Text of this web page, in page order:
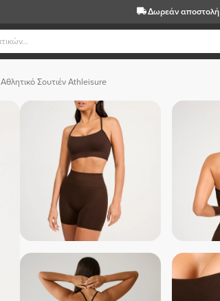
Δωρεάν αποστολή
Αθλητικό Σουτιέν Athleisure